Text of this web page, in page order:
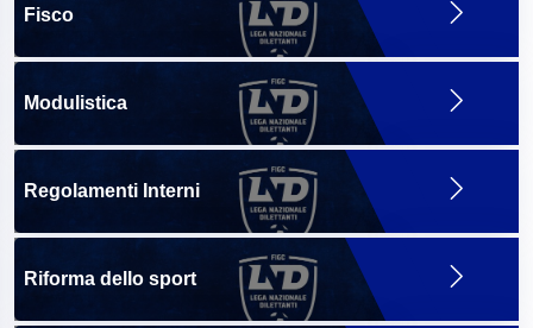
Fisco
Modulistica
Regolamenti Interni
Riforma dello sport